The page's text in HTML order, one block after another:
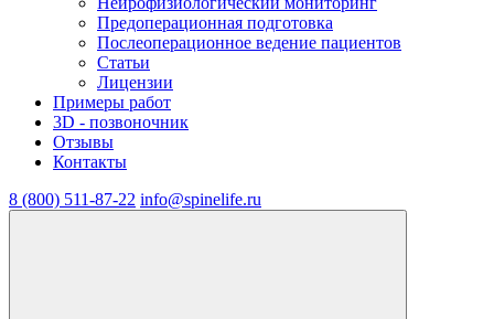
Предоперационная подготовка
Послеоперационное ведение пациентов
Статьи
Лицензии
Примеры работ
3D - позвоночник
Отзывы
Контакты
8 (800) 511-87-22 info@spinelife.ru